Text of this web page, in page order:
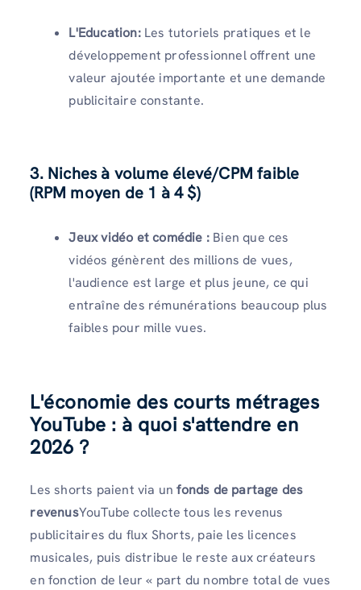
L'Education:Les tutoriels pratiques et le
développement professionnel offrent une
valeur ajoutée importante et une demande
publicitaire constante.
3. Niches à volume élevé/CPM faible
(RPM moyen de 1 à 4 $)
Jeux vidéo et comédie : Bien que ces
vidéos génèrent des millions de vues,
l'audience est large et plus jeune, ce qui
entraîne des rémunérations beaucoup plus
faibles pour mille vues.
L'économie des courts métrages
YouTube : à quoi s'attendre en
2026 ?
Les shorts paient via unfonds de partage des
revenusYouTube collecte tous les revenus
publicitaires du flux Shorts, paie les licences
musicales, puis distribue le reste aux créateurs
en fonction de leur « part du nombre total de vues